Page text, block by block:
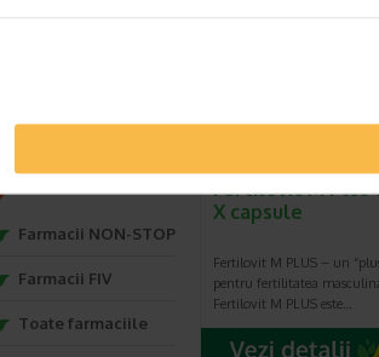
Fertilovit M Plus
X capsule
Fertilovit M PLUS – un
pentru fertilitatea
Fertilovit M PLUS este…
infoline@catena.ro
FARMACII
Farmacii NON-STOP
Farmacii FIV
Toate farmaciile